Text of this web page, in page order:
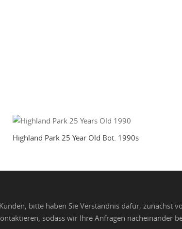
Highland Park 25 Year Old Bot. 1990s
bitte haben Sie Verständnis dafür, zunächst
sodass wir Ihre Anfragen nacheinander